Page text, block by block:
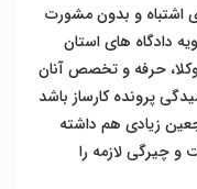
اشتباه و بدون مشورت
دادگاه های استان
حرفه و تخصص آنان
پرونده کارساز باشد
زیادی هم داشته
و چیرگی لازمه را